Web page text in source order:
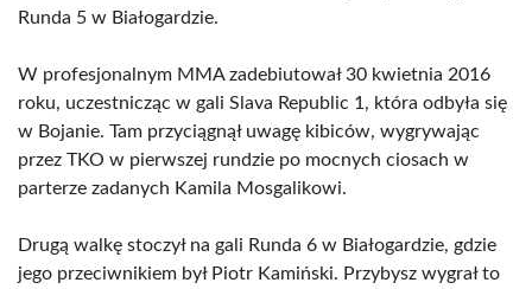
Runda 5 w Białogardzie.
W profesjonalnym MMA zadebiutował 30 kwietnia 2016
roku, uczestnicząc w gali Slava Republic 1, która odbyła się
w Bojanie. Tam przyciągnął uwagę kibiców, wygrywając
przez TKO w pierwszej rundzie po mocnych ciosach w
parterze zadanych Kamila Mosgalikowi.
Drugą walkę stoczył na gali Runda 6 w Białogardzie, gdzie
jego przeciwnikiem był Piotr Kamiński. Przybysz wygrał to